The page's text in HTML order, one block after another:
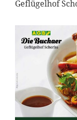
Geflügelhof